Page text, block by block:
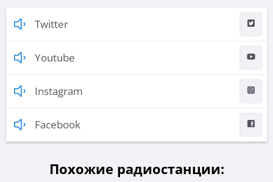
Twitter
Youtube
Instagram
Facebook
Похожие радиостанции: